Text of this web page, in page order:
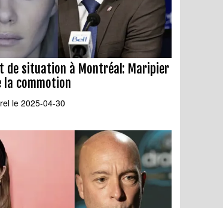
de situation à Montréal: Maripier
la commotion
le 2025-04-30